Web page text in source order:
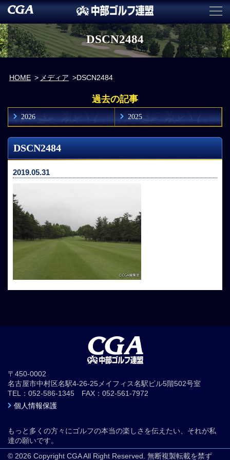
DSCN2484
HOME メディア DSCN2484
過去の記事
2026 2025
DSCN2484
2019.05.31
〒450-0002
名古屋市中村区名駅4-26-25メイフィス名駅ビル5階502号室
TEL：052-586-1345 FAX：052-561-7972
個人情報保護
もっと多くの方々にゴルフの本当の楽しさを伝えたい、それが私
達の願いです。
© 2026 Copyright CGA All Right Reserved. 無断複製転載を禁ず